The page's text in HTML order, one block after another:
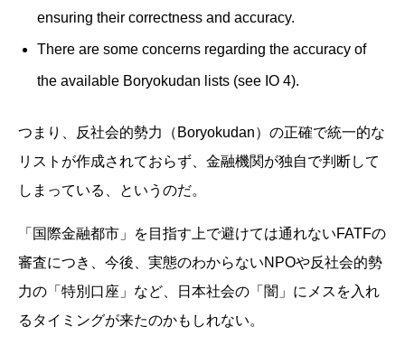
ensuring their correctness and accuracy.
There are some concerns regarding the accuracy of
the available Boryokudan lists (see IO 4).
つまり、反社会的勢力（Boryokudan）の正確で統一的な
リストが作成されておらず、金融機関が独自で判断して
しまっている、というのだ。
「国際金融都市」を目指す上で避けては通れないFATFの
審査につき、今後、実態のわからないNPOや反社会的勢
力の「特別口座」など、日本社会の「闇」にメスを入れ
るタイミングが来たのかもしれない。